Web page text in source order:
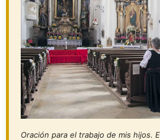
Oración para el trabajo de mis hijos.